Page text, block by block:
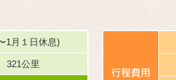
1月１日休息)
321公里